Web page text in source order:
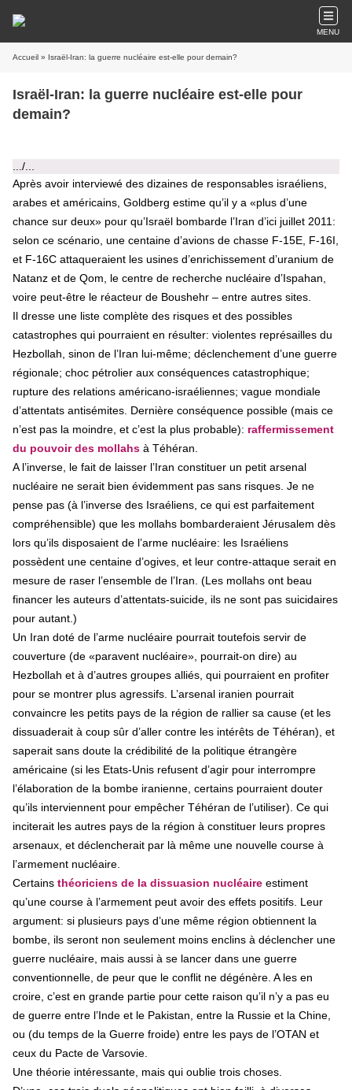
MENU
Accueil » Israël-Iran: la guerre nucléaire est-elle pour demain?
Israël-Iran: la guerre nucléaire est-elle pour
demain?
.../...
Après avoir interviewé des dizaines de responsables israéliens,
arabes et américains, Goldberg estime qu’il y a «plus d’une
chance sur deux» pour qu’Israël bombarde l’Iran d’ici juillet 2011:
selon ce scénario, une centaine d’avions de chasse F-15E, F-16I,
et F-16C attaqueraient les usines d’enrichissement d’uranium de
Natanz et de Qom, le centre de recherche nucléaire d’Ispahan,
voire peut-être le réacteur de Boushehr – entre autres sites.
Il dresse une liste complète des risques et des possibles
catastrophes qui pourraient en résulter: violentes représailles du
Hezbollah, sinon de l’Iran lui-même; déclenchement d’une guerre
régionale; choc pétrolier aux conséquences catastrophique;
rupture des relations américano-israéliennes; vague mondiale
d’attentats antisémites. Dernière conséquence possible (mais ce
n’est pas la moindre, et c’est la plus probable): raffermissement
du pouvoir des mollahs à Téhéran.
A l’inverse, le fait de laisser l’Iran constituer un petit arsenal
nucléaire ne serait bien évidemment pas sans risques. Je ne
pense pas (à l’inverse des Israéliens, ce qui est parfaitement
compréhensible) que les mollahs bombarderaient Jérusalem dès
lors qu’ils disposaient de l’arme nucléaire: les Israéliens
possèdent une centaine d’ogives, et leur contre-attaque serait en
mesure de raser l’ensemble de l’Iran. (Les mollahs ont beau
financer les auteurs d’attentats-suicide, ils ne sont pas suicidaires
pour autant.)
Un Iran doté de l’arme nucléaire pourrait toutefois servir de
couverture (de «paravent nucléaire», pourrait-on dire) au
Hezbollah et à d’autres groupes alliés, qui pourraient en profiter
pour se montrer plus agressifs. L’arsenal iranien pourrait
convaincre les petits pays de la région de rallier sa cause (et les
dissuaderait à coup sûr d’aller contre les intérêts de Téhéran), et
saperait sans doute la crédibilité de la politique étrangère
américaine (si les Etats-Unis refusent d’agir pour interrompre
l’élaboration de la bombe iranienne, certains pourraient douter
qu’ils interviennent pour empêcher Téhéran de l’utiliser). Ce qui
inciterait les autres pays de la région à constituer leurs propres
arsenaux, et déclencherait par là même une nouvelle course à
l’armement nucléaire.
Certains théoriciens de la dissuasion nucléaire estiment
qu’une course à l’armement peut avoir des effets positifs. Leur
argument: si plusieurs pays d’une même région obtiennent la
bombe, ils seront non seulement moins enclins à déclencher une
guerre nucléaire, mais aussi à se lancer dans une guerre
conventionnelle, de peur que le conflit ne dégénère. A les en
croire, c’est en grande partie pour cette raison qu’il n’y a pas eu
de guerre entre l’Inde et le Pakistan, entre la Russie et la Chine,
ou (du temps de la Guerre froide) entre les pays de l’OTAN et
ceux du Pacte de Varsovie.
Une théorie intéressante, mais qui oublie trois choses.